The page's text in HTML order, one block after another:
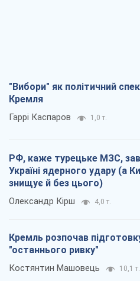
"Вибори" як політичний
Кремля
Гаррі Каспаров 1,0 т.
РФ, каже турецьке МЗС,
Україні ядерного удару (а
знищує й без цього)
Олександр Кірш 4,0 т.
Кремль розпочав
"останнього ривку"
Костянтин Машовець 10,1 т.